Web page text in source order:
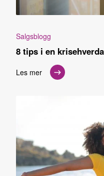
Salgsblogg
8 tips i en
Les mer